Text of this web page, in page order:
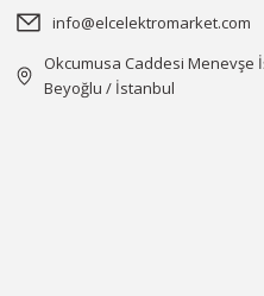
info@elcelektromarket.com
Okcumusa Caddesi Menevşe
Beyoğlu / İstanbul